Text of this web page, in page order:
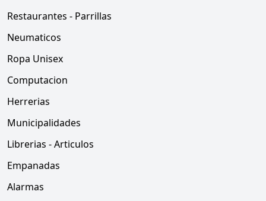
Restaurantes - Parrillas
Neumaticos
Ropa Unisex
Computacion
Herrerias
Municipalidades
Librerias - Articulos
Empanadas
Alarmas